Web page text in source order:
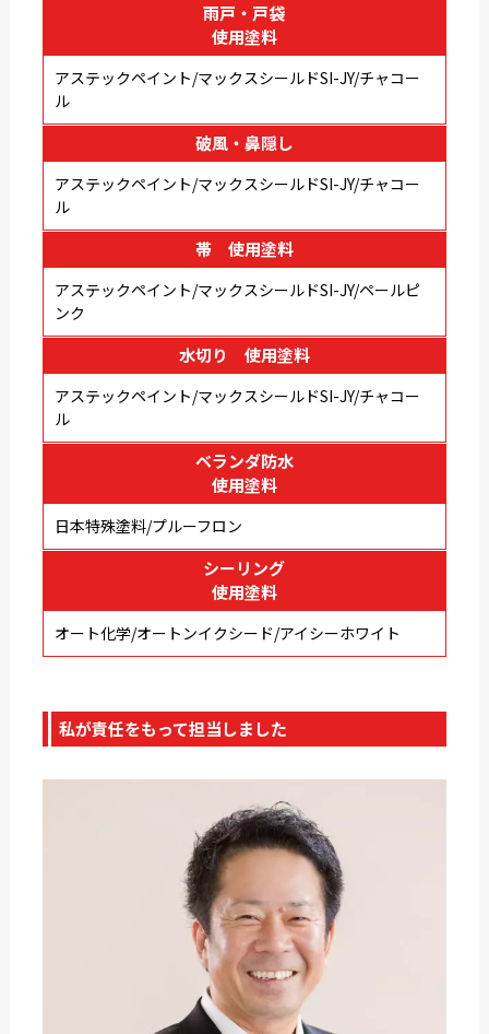
雨戸・戸袋
使用塗料
アステックペイント/マックスシールドSI-JY/チャコー
ル
破風・鼻隠し
アステックペイント/マックスシールドSI-JY/チャコー
ル
帯 使用塗料
アステックペイント/マックスシールドSI-JY/ペールピ
ンク
水切り 使用塗料
アステックペイント/マックスシールドSI-JY/チャコー
ル
ベランダ防水
使用塗料
日本特殊塗料/プルーフロン
シーリング
使用塗料
オート化学/オートンイクシード/アイシーホワイト
私が責任をもって担当しました